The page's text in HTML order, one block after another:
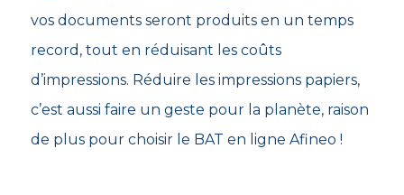
vos documents seront produits en un temps
record, tout en réduisant les coûts
d’impressions. Réduire les impressions papiers,
c’est aussi faire un geste pour la planète, raison
de plus pour choisir le BAT en ligne Afineo !